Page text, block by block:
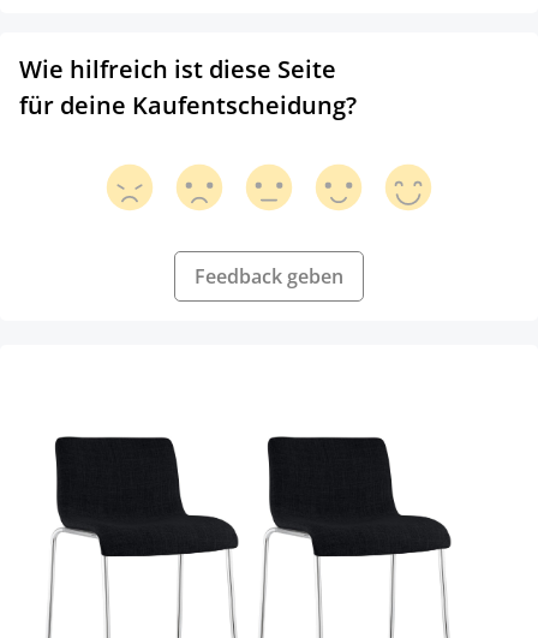
Wie hilfreich ist diese Seite
für deine Kaufentscheidung?
Feedback geben